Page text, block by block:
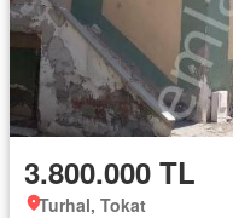
3.800.000 TL
Turhal, Tokat